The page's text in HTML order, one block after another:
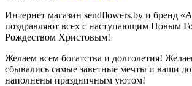
Интернет магазин sendflowers.by и бренд
поздравляют всех с наступающим Новым
Рождеством Христовым!
Желаем всем богатства и долголетия!
сбывались самые заветные мечты и ваши
наполнены праздничным уютом!